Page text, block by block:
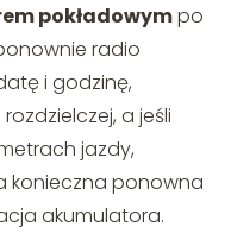
pokładowympo
radio
i godzinę,
a jeśli
jazdy,
konieczna ponowna
akumulatora.